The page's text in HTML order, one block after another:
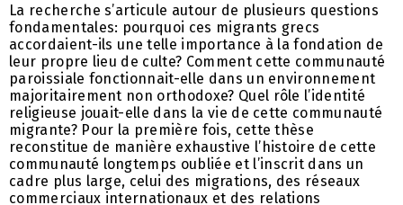
La recherche s’articule autour de plusieurs questions
fondamentales: pourquoi ces migrants grecs
accordaient-ils une telle importance à la fondation de
leur propre lieu de culte? Comment cette communauté
paroissiale fonctionnait-elle dans un environnement
majoritairement non orthodoxe? Quel rôle l’identité
religieuse jouait-elle dans la vie de cette communauté
migrante? Pour la première fois, cette thèse
reconstitue de manière exhaustive l’histoire de cette
communauté longtemps oubliée et l’inscrit dans un
cadre plus large, celui des migrations, des réseaux
commerciaux internationaux et des relations